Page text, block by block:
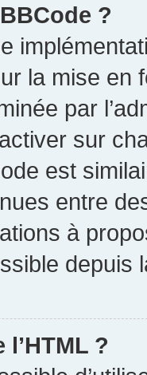
?
la mise en
par
sur
est
entre
à
depuis
?